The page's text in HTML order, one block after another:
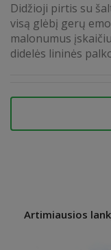
Didžioji pirtis su
visą glėbį gerų
malonumus
didelės lininės
Artimiausios